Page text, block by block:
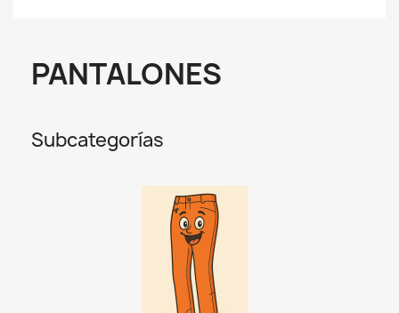
PANTALONES
Subcategorías